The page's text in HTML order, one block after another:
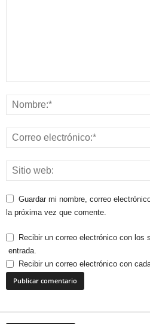
Guardar mi nombre, correo
la próxima vez que comente.
Recibir un correo electrónico con los
entrada.
Recibir un correo electrónico con